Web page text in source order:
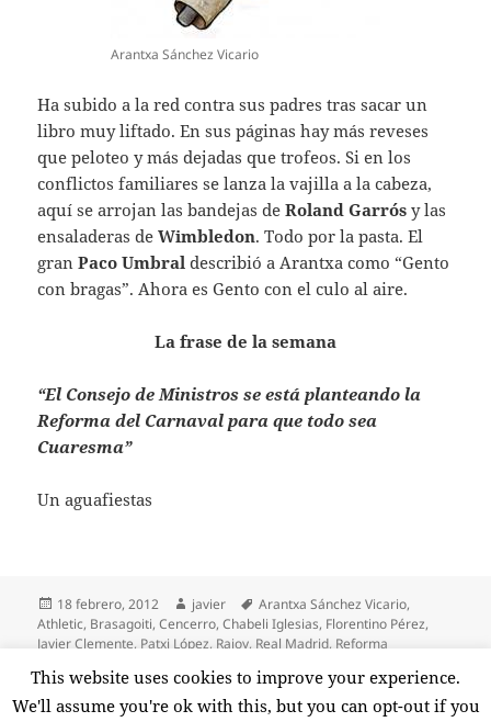
Arantxa Sánchez Vicario
Ha subido a la red contra sus padres tras sacar un
libro muy liftado. En sus páginas hay más reveses
que peloteo y más dejadas que trofeos. Si en los
conflictos familiares se lanza la vajilla a la cabeza,
aquí se arrojan las bandejas deRoland Garrós y las
ensaladeras deWimbledon. Todo por la pasta. El
granPaco Umbral describió a Arantxa como “Gento
con bragas”. Ahora es Gento con el culo al aire.
La frase de la semana
“El Consejo de Ministros se está planteando la
Reforma del Carnaval para que todo sea
Cuaresma”
Un aguafiestas
Publicado
el
18 febrero, 2012 Autor
javier Etiquetas
Arantxa Sánchez Vicario,
Athletic, Brasagoiti,Cencerro,Chabeli Iglesias, Florentino Pérez,
Javier Clemente, Patxi López, Rajoy, Real Madrid, Reforma
Deja un comentarioen Brindemos por la Reforma Laboral
This website uses cookies to improve your experience.
We'll assume you're ok with this, but you can opt-out if you